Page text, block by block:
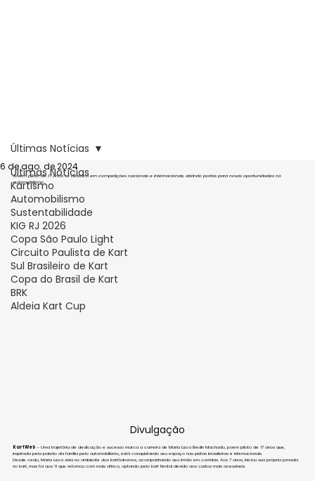
Últimas Notícias
Kartismo
Automobilismo
Sustentabilidade
KIG RJ 2026
Copa São Paulo Light
Circuito Paulista de Kart
Sul Brasileiro de Kart
Copa do Brasil de Kart
BRK
Aldeia Kart Cup
Últimas Notícias
6 de ago. de 2024
Jovem piloto de 17 anos se destaca em competições nacionais e internacionais, abrindo portas para novas oportunidades no
automobilismo.
Divulgação
KartWeb – Uma trajetória de dedicação e sucesso marca a carreira de Maria Luiza Bedin Machado, jovem piloto de 17 anos que,
inspirada pela paixão da família pelo automobilismo, está conquistando seu espaço nas pistas brasileiras e internacionais.
Desde cedo, Maria Luiza vivia no ambiente dos kartódromos, acompanhando seu irmão em corridas. Aos 7 anos, iniciou sua própria jornada
no kart, mas foi aos 11 que retomou com mais afinco, optando pelo kart Rental devido aos custos mais acessíveis.